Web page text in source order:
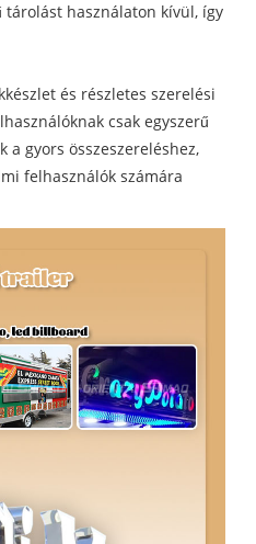
tárolást használaton kívül, így
és részletes szerelési
csak egyszerű
a gyors összeszereléshez,
felhasználók számára